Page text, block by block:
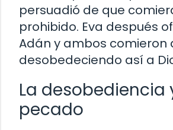
persuadió de que
prohibido. Eva después
Adán y ambos comieron
desobedeciendo así a
La desobediencia
pecado